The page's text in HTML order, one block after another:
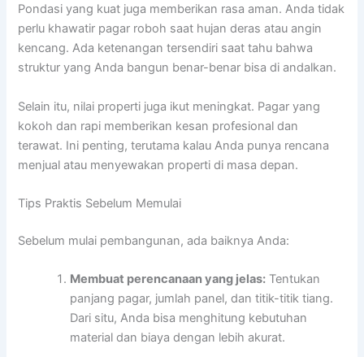
Pondasi yang kuat juga memberikan rasa aman. Anda tidak
perlu khawatir pagar roboh saat hujan deras atau angin
kencang. Ada ketenangan tersendiri saat tahu bahwa
struktur yang Anda bangun benar-benar bisa di andalkan.
Selain itu, nilai properti juga ikut meningkat. Pagar yang
kokoh dan rapi memberikan kesan profesional dan
terawat. Ini penting, terutama kalau Anda punya rencana
menjual atau menyewakan properti di masa depan.
Tips Praktis Sebelum Memulai
Sebelum mulai pembangunan, ada baiknya Anda:
Membuat perencanaan yang jelas: Tentukan
panjang pagar, jumlah panel, dan titik-titik tiang.
Dari situ, Anda bisa menghitung kebutuhan
material dan biaya dengan lebih akurat.